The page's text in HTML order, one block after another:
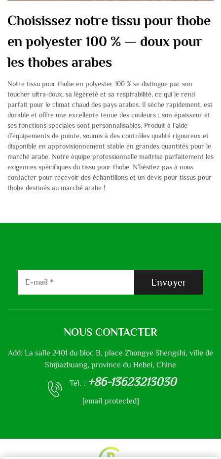
Choisissez notre tissu pour thobe
en polyester 100 % — doux pour
les thobes arabes
Notre tissu pour thobe en polyester 100 % se distingue par son
toucher ultra-doux, sa légèreté et sa respirabilité, ce qui le rend
parfait pour le climat chaud des pays arabes. Il sèche rapidement, est
durable et offre une excellente tenue des couleurs ; son épaisseur et
ses fonctions spéciales sont personnalisables. Produit à l’aide
d’équipements de pointe, soumis à des contrôles qualité rigoureux et
disponible en approvisionnement stable en grandes quantités pour le
marché arabe. Notre équipe professionnelle maîtrise parfaitement les
exigences spécifiques du tissu pour thobe. N’hésitez pas à nous
contacter pour recevoir des échantillons et un devis pour tissus pour
thobe destinés au marché arabe !
Envoyer
NOUS CONTACTER
Add: La salle 2401 du bloc B, place Zhongye Shengshi, ville de
Shijiazhuang, province du Hebei, Chine
Tél. : +86-13623213030
[email protected]